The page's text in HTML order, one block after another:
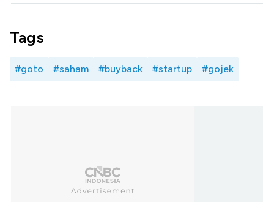
Tags
#goto #saham #buyback #startup #gojek